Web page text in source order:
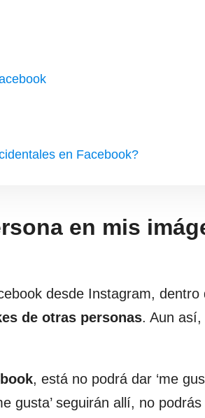
en Facebook?
en mis
desde Instagram,
de otras personas. Aun así,
, está no podrá dar ‘me
gusta’ seguirán allí, no